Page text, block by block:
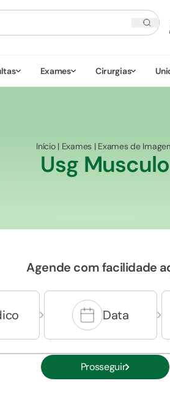
Exames Cirurgias
Início| Exames | Exames de
Usg Musculo
Agende com facilidade
Data
Prosseguir